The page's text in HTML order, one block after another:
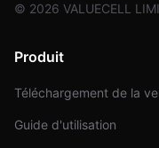
© 2026 VALUECELL
Produit
Téléchargement de la
Guide d'utilisation